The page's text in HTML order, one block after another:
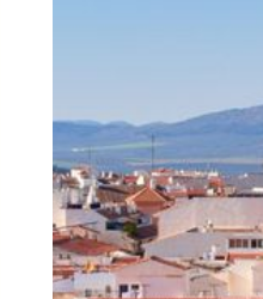
Audios